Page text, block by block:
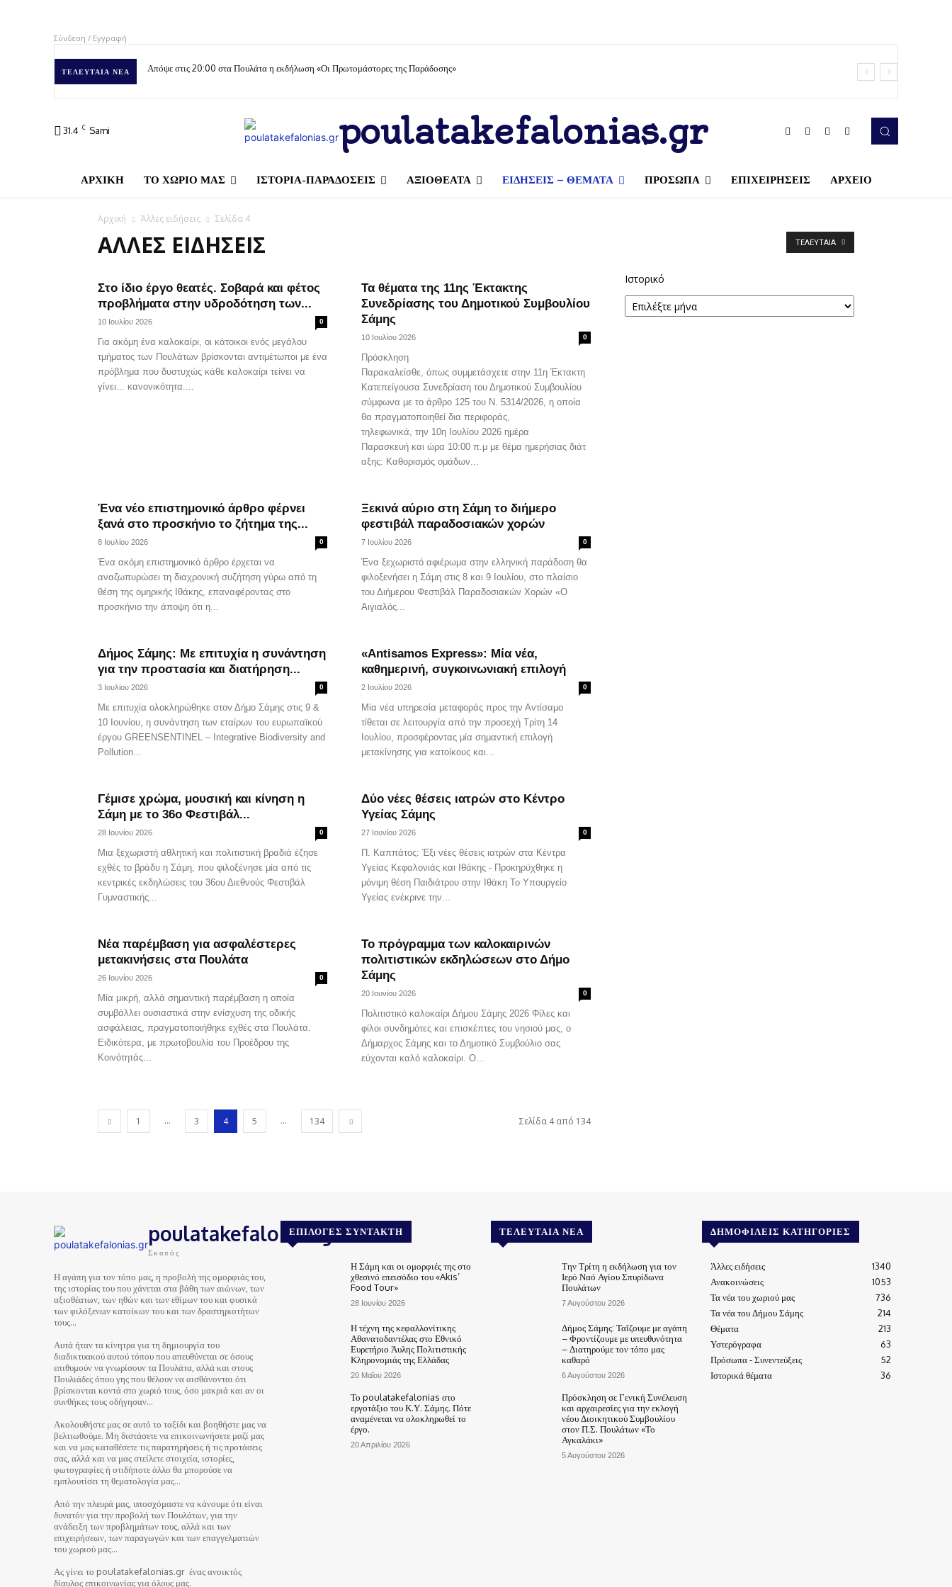
Σύνδεση / Εγγραφή
ΤΕΛΕΥΤΑΊΑ ΝΈΑ Απόψε στις 20:00 στα Πουλάτα η εκδήλωση «Οι Πρωτομάστορες της Παράδοσης»
31.4 C Sami poulatakefalonias.gr
ΑΡΧΙΚΗ ΤΟ ΧΩΡΙΟ ΜΑΣ ΙΣΤΟΡΙΑ-ΠΑΡΑΔΟΣΕΙΣ ΑΞΙΟΘΕΑΤΑ ΕΙΔΗΣΕΙΣ – ΘΕΜΑΤΑ ΠΡΟΣΩΠΑ ΕΠΙΧΕΙΡΗΣΕΙΣ ΑΡΧΕΙΟ
Αρχική Άλλες ειδήσεις Σελίδα 4
ΆΛΛΕΣ ΕΙΔΉΣΕΙΣ ΤΕΛΕΥΤΑΊΑ
Στο ίδιο έργο θεατές. Σοβαρά και φέτος
προβλήματα στην υδροδότηση των...
10 Ιουλίου 2026 0
Για ακόμη ένα καλοκαίρι, οι κάτοικοι ενός μεγάλου
τμήματος των Πουλάτων βρίσκονται αντιμέτωποι με ένα
πρόβλημα που δυστυχώς κάθε καλοκαίρι τείνει να
γίνει... κανονικότητα....
Τα θέματα της 11ης Έκτακτης
Συνεδρίασης του Δημοτικού Συμβουλίου
Σάμης
10 Ιουλίου 2026 0
Πρόσκληση
Παρακαλείσθε, όπως συμμετάσχετε στην 11η Έκτακτη
Κατεπείγουσα Συνεδρίαση του Δημοτικού Συμβουλίου
σύμφωνα με το άρθρο 125 του Ν. 5314/2026, η οποία
θα πραγματοποιηθεί δια περιφοράς,
τηλεφωνικά, την 10η Ιουλίου 2026 ημέρα
Παρασκευή και ώρα 10:00 π.μ με θέμα ημερήσιας διάτ
αξης: Καθορισμός ομάδων...
Ένα νέο επιστημονικό άρθρο φέρνει
ξανά στο προσκήνιο το ζήτημα της...
8 Ιουλίου 2026 0
Ένα ακόμη επιστημονικό άρθρο έρχεται να
αναζωπυρώσει τη διαχρονική συζήτηση γύρω από τη
θέση της ομηρικής Ιθάκης, επαναφέροντας στο
προσκήνιο την άποψη ότι η...
Ξεκινά αύριο στη Σάμη το διήμερο
φεστιβάλ παραδοσιακών χορών
7 Ιουλίου 2026 0
Ένα ξεχωριστό αφιέρωμα στην ελληνική παράδοση θα
φιλοξενήσει η Σάμη στις 8 και 9 Ιουλίου, στο πλαίσιο
του Διήμερου Φεστιβάλ Παραδοσιακών Χορών «Ο
Αιγιαλός...
Δήμος Σάμης: Με επιτυχία η συνάντηση
για την προστασία και διατήρηση...
3 Ιουλίου 2026 0
Με επιτυχία ολοκληρώθηκε στον Δήμο Σάμης στις 9 &
10 Ιουνίου, η συνάντηση των εταίρων του ευρωπαϊκού
έργου GREENSENTINEL – Integrative Biodiversity and
Pollution...
«Antisamos Express»: Μία νέα,
καθημερινή, συγκοινωνιακή επιλογή
2 Ιουλίου 2026 0
Μία νέα υπηρεσία μεταφοράς προς την Αντίσαμο
τίθεται σε λειτουργία από την προσεχή Τρίτη 14
Ιουλίου, προσφέροντας μία σημαντική επιλογή
μετακίνησης για κατοίκους και...
Γέμισε χρώμα, μουσική και κίνηση η
Σάμη με το 36ο Φεστιβάλ...
28 Ιουνίου 2026 0
Μια ξεχωριστή αθλητική και πολιτιστική βραδιά έζησε
εχθές το βράδυ η Σάμη, που φιλοξένησε μία από τις
κεντρικές εκδηλώσεις του 36ου Διεθνούς Φεστιβάλ
Γυμναστικής...
Δύο νέες θέσεις ιατρών στο Κέντρο
Υγείας Σάμης
27 Ιουνίου 2026 0
Π. Καππάτος: Έξι νέες θέσεις ιατρών στα Κέντρα
Υγείας Κεφαλονιάς και Ιθάκης - Προκηρύχθηκε η
μόνιμη θέση Παιδιάτρου στην Ιθάκη Το Υπουργείο
Υγείας ενέκρινε την...
Νέα παρέμβαση για ασφαλέστερες
μετακινήσεις στα Πουλάτα
26 Ιουνίου 2026 0
Μία μικρή, αλλά σημαντική παρέμβαση η οποία
συμβάλλει ουσιαστικά στην ενίσχυση της οδικής
ασφάλειας, πραγματοποιήθηκε εχθές στα Πουλάτα.
Ειδικότερα, με πρωτοβουλία του Προέδρου της
Κοινότητάς...
Το πρόγραμμα των καλοκαιρινών
πολιτιστικών εκδηλώσεων στο Δήμο
Σάμης
20 Ιουνίου 2026 0
Πολιτιστικό καλοκαίρι Δήμου Σάμης 2026 Φίλες και
φίλοι συνδημότες και επισκέπτες του νησιού μας, ο
Δήμαρχος Σάμης και το Δημοτικό Συμβούλιο σας
εύχονται καλό καλοκαίρι. Ο...
1 ... 3 4 5 ... 134 Σελίδα 4 από 134
Ιστορικό
poulatakefalonias.gr
Σκοπός
Η αγάπη για τον τόπο μας, η προβολή της ομορφιάς του,
της ιστορίας του που χάνεται στα βάθη των αιώνων, των
αξιοθέατων, των ηθών και των εθίμων του και φυσικά
των φιλόξενων κατοίκων του και των δραστηριοτήτων
τους…
Αυτά ήταν τα κίνητρα για τη δημιουργία του
διαδικτυακού αυτού τόπου που απευθύνεται σε όσους
επιθυμούν να γνωρίσουν τα Πουλάτα, αλλά και στους
Πουλιάδες όπου γης που θέλουν να αισθάνονται ότι
βρίσκονται κοντά στο χωριό τους, όσο μακριά και αν οι
συνθήκες τους οδήγησαν…
Ακολουθήστε μας σε αυτό το ταξίδι και βοηθήστε μας να
βελτιωθούμε. Μη διστάσετε να επικοινωνήσετε μαζί μας
και να μας καταθέσετε τις παρατηρήσεις ή τις προτάσεις
σας, αλλά και να μας στείλετε στοιχεία, ιστορίες,
φωτογραφίες ή οτιδήποτε άλλο θα μπορούσε να
εμπλουτίσει τη θεματολογία μας…
Από την πλευρά μας, υποσχόμαστε να κάνουμε ότι είναι
δυνατόν για την προβολή των Πουλάτων, για την
ανάδειξη των προβλημάτων τους, αλλά και των
επιχειρήσεων, των παραγωγών και των επαγγελματιών
του χωριού μας…
Ας γίνει το poulatakefalonias.gr ένας ανοικτός
δίαυλος επικοινωνίας για όλους μας.
ΕΠΙΛΟΓΈΣ ΣΥΝΤΆΚΤΗ
Η Σάμη και οι ομορφιές της στο
χθεσινό επεισόδιο του «Akis’
Food Tour»
28 Ιουνίου 2026
Η τέχνη της κεφαλλονίτικης
Αθανατοδαντέλας στο Εθνικό
Ευρετήριο Άυλης Πολιτιστικής
Κληρονομιάς της Ελλάδας
20 Μαΐου 2026
Το poulatakefalonias στο
εργοτάξιο του Κ.Υ. Σάμης. Πότε
αναμένεται να ολοκληρωθεί το
έργο.
20 Απριλίου 2026
ΤΕΛΕΥΤΑΊΑ ΝΈΑ
Την Τρίτη η εκδήλωση για τον
Ιερό Ναό Αγίου Σπυρίδωνα
Πουλάτων
7 Αυγούστου 2026
Δήμος Σάμης: Ταΐζουμε με αγάπη
– Φροντίζουμε με υπευθυνότητα
– Διατηρούμε τον τόπο μας
καθαρό
6 Αυγούστου 2026
Πρόσκληση σε Γενική Συνέλευση
και αρχαιρεσίες για την εκλογή
νέου Διοικητικού Συμβουλίου
στον Π.Σ. Πουλάτων «Το
Αγκαλάκι»
5 Αυγούστου 2026
ΔΗΜΟΦΙΛΕΊΣ ΚΑΤΗΓΟΡΊΕΣ
Άλλες ειδήσεις
1340
Ανακοινώσεις
1053
Τα νέα του χωριού μας
736
Τα νέα του Δήμου Σάμης
214
Θέματα
213
Υστερόγραφα
63
Πρόσωπα - Συνεντεύξεις
52
Ιστορικά θέματα
36